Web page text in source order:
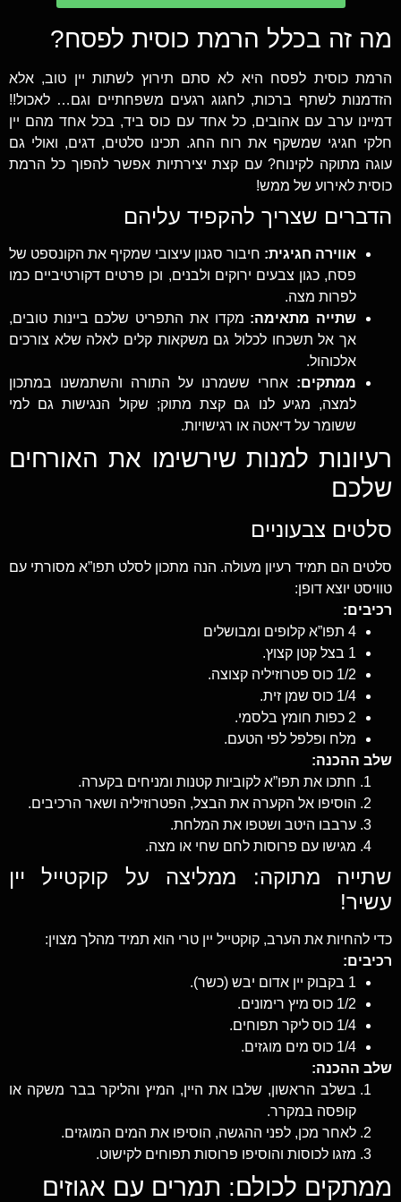
מה זה בכלל הרמת כוסית לפסח?
הרמת כוסית לפסח היא לא סתם תירוץ לשתות יין טוב, אלא
הזדמנות לשתף ברכות, לחגוג רגעים משפחתיים וגם… לאכול!!
דמיינו ערב עם אהובים, כל אחד עם כוס ביד, בכל אחד מהם יין
חלקי חגיגי שמשקף את רוח החג. תכינו סלטים, דגים, ואולי גם
עוגה מתוקה לקינוח? עם קצת יצירתיות אפשר להפוך כל הרמת
כוסית לאירוע של ממש!
הדברים שצריך להקפיד עליהם
אווירה חגיגית: חיבור סגנון עיצובי שמקיף את הקונספט של
פסח, כגון צבעים ירוקים ולבנים, וכן פרטים דקורטיביים כמו
לפרות מצה.
שתייה מתאימה: מקדו את התפריט שלכם ביינות טובים,
אך אל תשכחו לכלול גם משקאות קלים לאלה שלא צורכים
אלכוהול.
ממתקים: אחרי ששמרנו על התורה והשתמשנו במתכון
למצה, מגיע לנו גם קצת מתוק; שקול הנגישות גם למי
ששומר על דיאטה או רגישויות.
רעיונות למנות שירשימו את האורחים
שלכם
סלטים צבעוניים
סלטים הם תמיד רעיון מעולה. הנה מתכון לסלט תפו”א מסורתי עם
טוויסט יוצא דופן:
רכיבים:
4 תפו”א קלופים ומבושלים
1 בצל קטן קצוץ.
1/2 כוס פטרוזיליה קצוצה.
1/4 כוס שמן זית.
2 כפות חומץ בלסמי.
מלח ופלפל לפי הטעם.
שלב ההכנה:
חתכו את תפו”א לקוביות קטנות ומניחים בקערה.
הוסיפו אל הקערה את הבצל, הפטרוזיליה ושאר הרכיבים.
ערבבו היטב ושטפו את המלחת.
מגישו עם פרוסות לחם שחי או מצה.
שתייה מתוקה: ממליצה על קוקטייל יין
עשיר!
כדי להחיות את הערב, קוקטייל יין טרי הוא תמיד מהלך מצוין:
רכיבים:
1 בקבוק יין אדום יבש (כשר).
1/2 כוס מיץ רימונים.
1/4 כוס ליקר תפוחים.
1/4 כוס מים מוגזים.
שלב ההכנה:
בשלב הראשון, שלבו את היין, המיץ והליקר בבר משקה או
קופסה במקרר.
לאחר מכן, לפני ההגשה, הוסיפו את המים המוגזים.
מזגו לכוסות והוסיפו פרוסות תפוחים לקישוט.
ממתקים לכולם: תמרים עם אגוזים